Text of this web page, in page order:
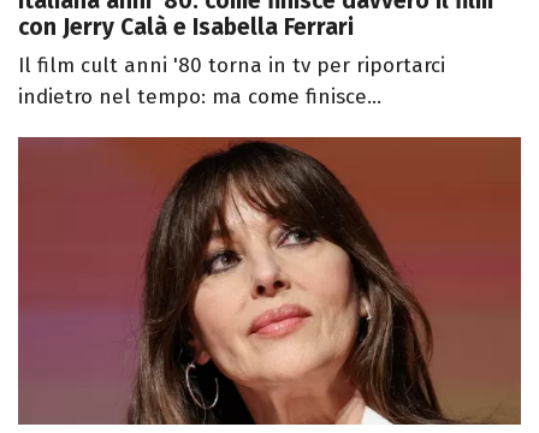
con Jerry Calà e Isabella Ferrari
Il film cult anni '80 torna in tv per riportarci
indietro nel tempo: ma come finisce...